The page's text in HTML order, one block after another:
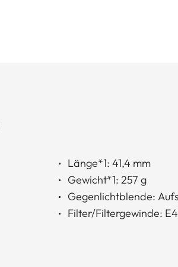
Länge*1: 41,4 mm
Gewicht*1: 257 g
Gegenlichtblende:
Filter/Filtergewinde: